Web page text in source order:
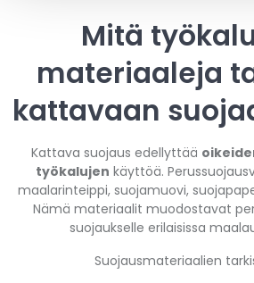
Mitä
materiaaleja
kattavaan
Kattava suojaus edellyttää
työkalujen käyttöä.
maalarinteippi, suojamuovi,
Nämä materiaalit muodostavat
suojaukselle erilaisissa
Suojausmateriaalien